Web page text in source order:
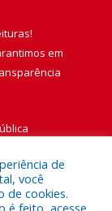
!
em
de
você
de cookies.
é feito, acesse